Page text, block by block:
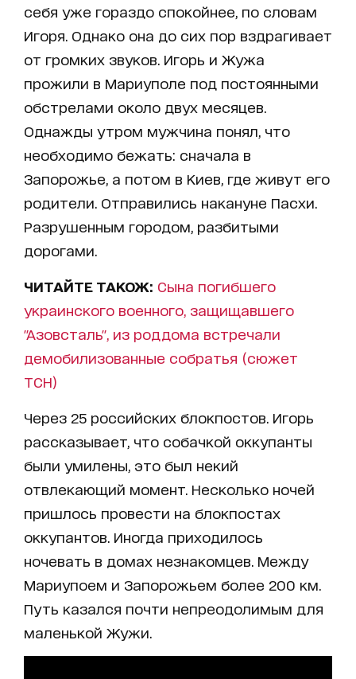
себя уже гораздо спокойнее, по словам
Игоря. Однако она до сих пор вздрагивает
от громких звуков. Игорь и Жужа
прожили в Мариуполе под постоянными
обстрелами около двух месяцев.
Однажды утром мужчина понял, что
необходимо бежать: сначала в
Запорожье, а потом в Киев, где живут его
родители. Отправились накануне Пасхи.
Разрушенным городом, разбитыми
дорогами.
ЧИТАЙТЕ ТАКОЖ: Сына погибшего
украинского военного, защищавшего
"Азовсталь", из роддома встречали
демобилизованные собратья (сюжет
ТСН)
Через 25 российских блокпостов. Игорь
рассказывает, что собачкой оккупанты
были умилены, это был некий
отвлекающий момент. Несколько ночей
пришлось провести на блокпостах
оккупантов. Иногда приходилось
ночевать в домах незнакомцев. Между
Мариупоем и Запорожьем более 200 км.
Путь казался почти непреодолимым для
маленькой Жужи.